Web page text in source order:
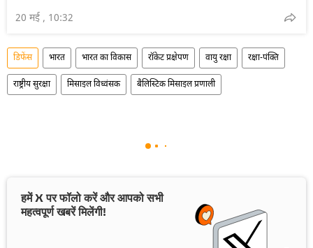
20 मई , 10:32
डिफेंस भारत भारत का विकास रॉकेट प्रक्षेपण वायु रक्षा रक्षा-पंक्ति
राष्ट्रीय सुरक्षा मिसाइल विध्वंसक बैलिस्टिक मिसाइल प्रणाली
हमें X पर फॉलो करें और आपको सभी
महत्वपूर्ण खबरें मिलेंगी!